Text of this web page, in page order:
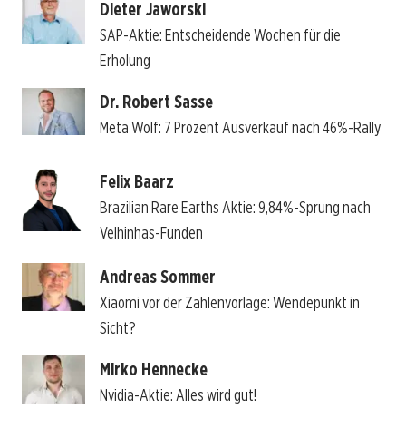
Dieter Jaworski
SAP-Aktie: Entscheidende Wochen für die
Erholung
Dr. Robert Sasse
Meta Wolf: 7 Prozent Ausverkauf nach 46%-Rally
Felix Baarz
Brazilian Rare Earths Aktie: 9,84%-Sprung nach
Velhinhas-Funden
Andreas Sommer
Xiaomi vor der Zahlenvorlage: Wendepunkt in
Sicht?
Mirko Hennecke
Nvidia-Aktie: Alles wird gut!